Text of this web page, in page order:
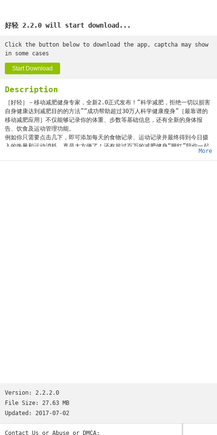
好轻 2.2.0 will start download...
Click the button below to download the app, captcha may show
in some cases
Start Download
Description
［好轻］－移动减肥健身专家，全新2.0正式发布！“科学减肥，拒绝一切以损害
自身健康达到减肥目的的方法”“成功帮助超过30万人科学健康瘦身”［最靠谱的
移动减肥应用］不仅能够记录你的体重、步数等基础信息，还有全新的身体报
告、饮食及运动管理功能。
例如你只需要点击几下，即可添加每天的食物记录、运动记录并最终得到今日摄
入的热量和运动消耗，真是太方便了！还有超过百万的减肥健身“网红”陪你一起
每日打卡，完全都不会感觉到孤单耶～［最牛逼的秘密］我们还有销量第一的－
More
Version: 2.2.2.0
File Size: 27.63 MB
Updated: 2017-07-02
Contact Us or Abuse or DMCA: